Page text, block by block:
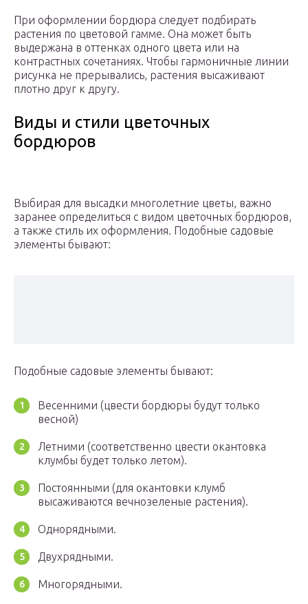
При оформлении бордюра следует подбирать
растения по цветовой гамме. Она может быть
выдержана в оттенках одного цвета или на
контрастных сочетаниях. Чтобы гармоничные линии
рисунка не прерывались, растения высаживают
плотно друг к другу.
Виды и стили цветочных
бордюров
Выбирая для высадки многолетние цветы, важно
заранее определиться с видом цветочных бордюров,
а также стиль их оформления. Подобные садовые
элементы бывают:
Подобные садовые элементы бывают:
Весенними (цвести бордюры будут только
весной)
Летними (соответственно цвести окантовка
клумбы будет только летом).
Постоянными (для окантовки клумб
высаживаются вечнозеленые растения).
Однорядными.
Двухрядными.
Многорядными.